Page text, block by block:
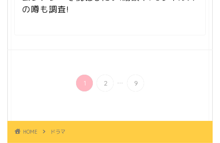
の噂も調査!
1 2 ... 9
HOME ドラマ